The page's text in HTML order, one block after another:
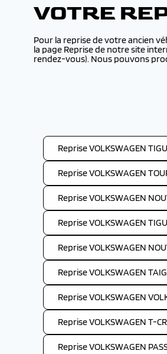
VOTRE
Pour la reprise de votre ancien
la page Reprise de notre site
rendez-vous). Nous pouvons
Reprise VOLKSWAGEN
Reprise VOLKSWAGEN
Reprise VOLKSWAGEN
Reprise VOLKSWAGEN
Reprise VOLKSWAGEN
Reprise VOLKSWAGEN
Reprise VOLKSWAGEN
Reprise VOLKSWAGEN T-
Reprise VOLKSWAGEN